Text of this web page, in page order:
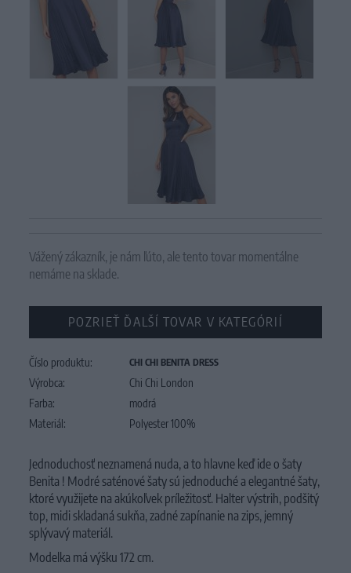
Vážený zákazník, je nám ľúto, ale tento tovar momentálne
nemáme na sklade.
POZRIEŤ ĎALŠÍ TOVAR V KATEGÓRIÍ
Číslo produktu: CHI CHI BENITA DRESS
Výrobca:
Chi Chi London
Farba:
modrá
Materiál:
Polyester 100%
Jednoduchosť neznamená nuda, a to hlavne keď ide o šaty
Benita ! Modré saténové šaty sú jednoduché a elegantné šaty,
ktoré využijete na akúkoľvek príležitosť. Halter výstrih, podšitý
top, midi skladaná sukňa, zadné zapínanie na zips, jemný
splývavý materiál.
Modelka má výšku 172 cm.